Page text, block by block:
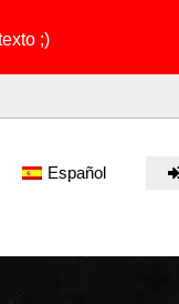
;)
Español